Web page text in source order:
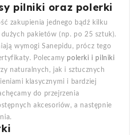
pilniki oraz polerki
zakupienia jednego bądź kilku
dużych pakietów (np. po 25 sztuk).
wymogi Sanepidu, prócz tego
Polecamy polerki i pilniki
naturalnych, jak i sztucznych
klasycznymi i bardziej
do przejrzenia
akcesoriów, a następnie